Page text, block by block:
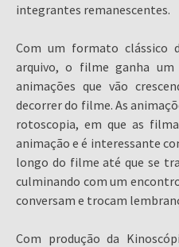
integrantes remanescentes.
Com um formato clássico
arquivo, o filme ganha
animações que vão
decorrer do filme. As
rotoscopia, em que as
animação e é interessante
longo do filme até que se
culminando com um
conversam e trocam
Com produção da